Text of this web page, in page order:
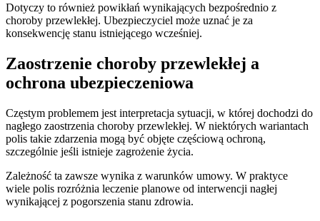
Dotyczy to również powikłań wynikających bezpośrednio z
choroby przewlekłej. Ubezpieczyciel może uznać je za
konsekwencję stanu istniejącego wcześniej.
Zaostrzenie choroby przewlekłej a
ochrona ubezpieczeniowa
Częstym problemem jest interpretacja sytuacji, w której dochodzi do
nagłego zaostrzenia choroby przewlekłej. W niektórych wariantach
polis takie zdarzenia mogą być objęte częściową ochroną,
szczególnie jeśli istnieje zagrożenie życia.
Zależność ta zawsze wynika z warunków umowy. W praktyce
wiele polis rozróżnia leczenie planowe od interwencji nagłej
wynikającej z pogorszenia stanu zdrowia.